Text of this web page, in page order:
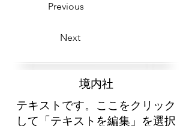
Previous
Next
​境内社
テキストです。ここをクリック
して「テキストを編集」を選択